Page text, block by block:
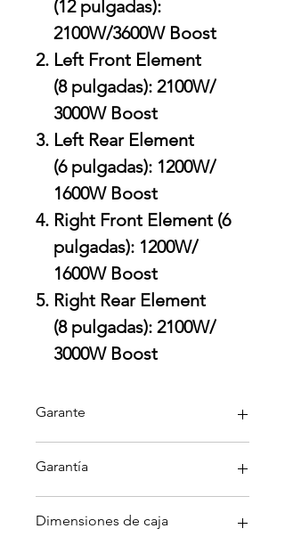
(12 pulgadas):
2100W/3600W Boost
Left Front Element
(8 pulgadas): 2100W/
3000W Boost
Left Rear Element
(6 pulgadas): 1200W/
1600W Boost
Right Front Element (6
pulgadas): 1200W/
1600W Boost
Right Rear Element
(8 pulgadas): 2100W/
3000W Boost
Garante
Garantía
directamente con garante; no
Dimensiones de caja